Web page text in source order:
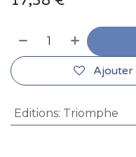
Ajouter
Editions: Triomphe